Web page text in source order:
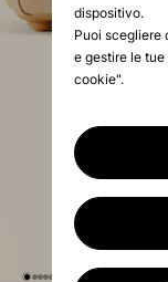
dispositivo.
Puoi scegliere
e gestire le
cookie".